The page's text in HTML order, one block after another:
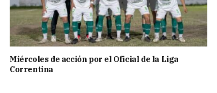
Miércoles de acción por el Oficial de la Liga
Correntina